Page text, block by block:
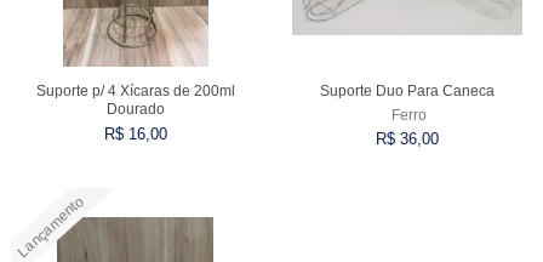
Suporte p/ 4 Xícaras de 200ml
Dourado
R$ 16,00
Suporte Duo Para Caneca
Ferro
R$ 36,00
Lançamento